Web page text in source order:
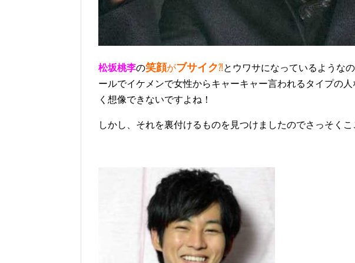
松坂桃李の笑顔がブサイク⁈とウワサになっているような
ールでイケメンで女性からキャーキャー言われるタイプの
く想像できないですよね！
しかし、それを裏付けるものを見つけましたのでさっそく